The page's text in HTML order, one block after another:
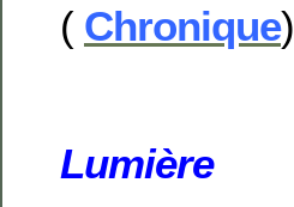
( Chronique)
Lumière